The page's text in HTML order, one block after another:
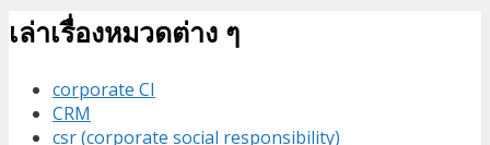
เล่าเรื่องหมวดต่าง ๆ
corporate CI
CRM
csr (corporate social responsibility)